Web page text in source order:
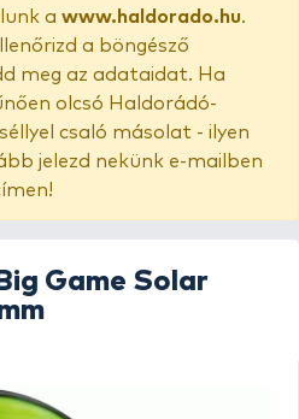
a www.haldorado.hu.
a böngésző
meg az adataidat. Ha
olcsó Haldorádó-
csaló másolat - ilyen
jelezd nekünk e-mailben
Game Solar